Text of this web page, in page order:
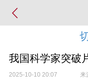
我国科学家突破
2025-10-10 20:07 来